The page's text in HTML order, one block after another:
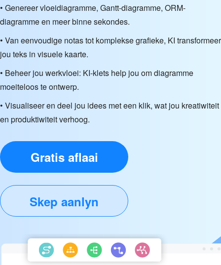
• Genereer vloeidiagramme, Gantt-diagramme, ORM-
diagramme en meer binne sekondes.
• Van eenvoudige notas tot komplekse grafieke, KI transformeer
jou teks in visuele kaarte.
• Beheer jou werkvloei: KI-klets help jou om diagramme
moeiteloos te ontwerp.
• Visualiseer en deel jou idees met een klik, wat jou kreatiwiteit
en produktiwiteit verhoog.
Gratis aflaai
Skep aanlyn